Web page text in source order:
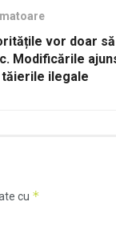
vor doar
Modificările
ilegale
cu *